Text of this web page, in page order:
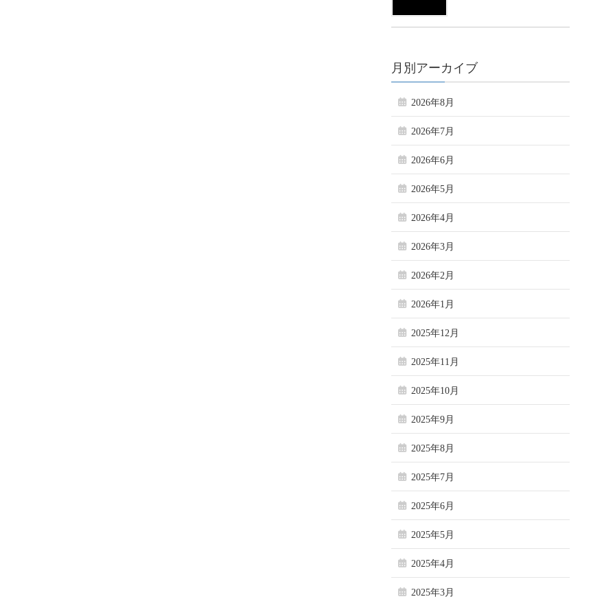
月別アーカイブ
2026年8月
2026年7月
2026年6月
2026年5月
2026年4月
2026年3月
2026年2月
2026年1月
2025年12月
2025年11月
2025年10月
2025年9月
2025年8月
2025年7月
2025年6月
2025年5月
2025年4月
2025年3月